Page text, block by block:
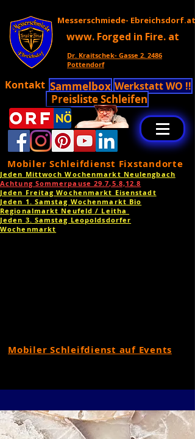
Messerschmiede- Ebreichsdorf.at
www. Forged in Fire. at
Dr. Kraitschek- Gasse 2. 2486
Pottendorf
Kontakt Sammelbox Werkstatt WO !!
Preisliste Schleifen
Mobiler Schleifdienst Fixstandorte
Jeden Mittwoch Wochenmarkt Neulengbach
Achtung Sommerpause 29.7,5.8,12.8
Jeden Freitag Wochenmarkt Eisenstadt
Jeden 1. Samstag Wochenmarkt Bio
Regionalmarkt Neufeld / Leitha
Jeden 3. Samstag Leopoldsdorfer
Wochenmarkt
Mobiler Schleifdienst auf Events